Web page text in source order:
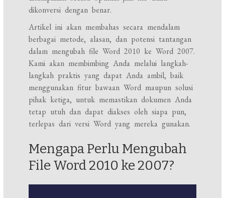
dikonversi dengan benar.
Artikel ini akan membahas secara mendalam
berbagai metode, alasan, dan potensi tantangan
dalam mengubah file Word 2010 ke Word 2007.
Kami akan membimbing Anda melalui langkah-
langkah praktis yang dapat Anda ambil, baik
menggunakan fitur bawaan Word maupun solusi
pihak ketiga, untuk memastikan dokumen Anda
tetap utuh dan dapat diakses oleh siapa pun,
terlepas dari versi Word yang mereka gunakan.
Mengapa Perlu Mengubah
File Word 2010 ke 2007?